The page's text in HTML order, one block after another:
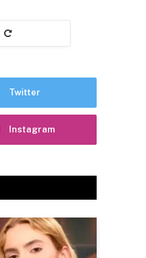
Twitter
Instagram